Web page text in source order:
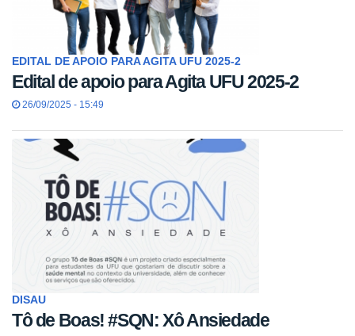
EDITAL DE APOIO PARA AGITA UFU 2025-2
Edital de apoio para Agita UFU 2025-2
26/09/2025 - 15:49
DISAU
Tô de Boas! #SQN: Xô Ansiedade